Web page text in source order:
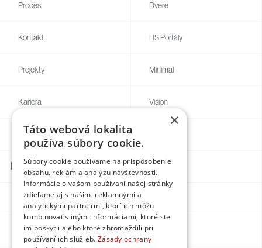
Proces
Kontakt
Projekty
Kariéra
Blog
Dvere
HS Portály
Minimal
Vision
Kontakty
Facebook
Instagram
×
Táto webová lokalita
používa súbory cookie.
Súbory cookie používame na prispôsobenie
obsahu, reklám a analýzu návštevnosti.
Informácie o vašom používaní našej stránky
zdieľame aj s našimi reklamnými a
analytickými partnermi, ktorí ich môžu
kombinovať s inými informáciami, ktoré ste
im poskytli alebo ktoré zhromaždili pri
používaní ich služieb. Zásady ochrany